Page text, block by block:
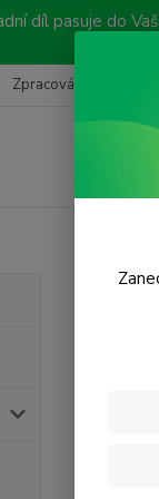
díl pasuje do
Zpracování objednávky